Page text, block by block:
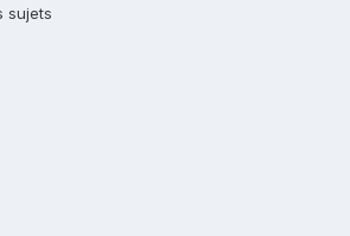
sujets